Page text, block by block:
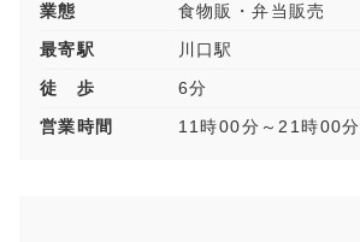
業態
食物販・弁当販売
最寄駅
川口駅
徒 歩
6分
営業時間
11時00分～21時00分